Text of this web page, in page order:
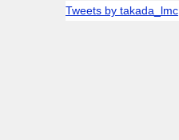
Tweets by takada_lmc